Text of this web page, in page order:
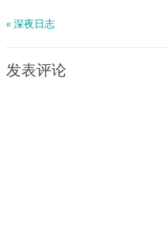
« 深夜日志
发表评论